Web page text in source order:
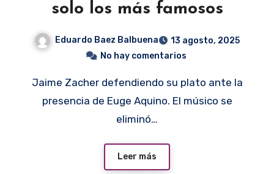
solo los más famosos
Eduardo Baez Balbuena
13 agosto, 2025
No hay comentarios
Jaime Zacher defendiendo su plato ante la
presencia de Euge Aquino. El músico se
eliminó…
Leer más